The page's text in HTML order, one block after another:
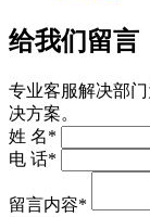
给我们留言
专业客服解决部
决方案。
姓 名*
电 话*
留言内容*